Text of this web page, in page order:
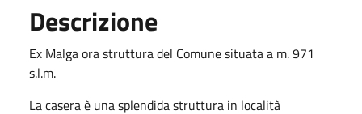
Descrizione
Ex Malga ora struttura del Comune situata a m. 971
s.l.m.
La casera è una splendida struttura in località